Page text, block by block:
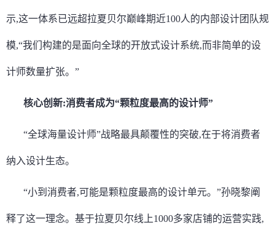
示,这一体系已远超拉夏贝尔巅峰期近100人的内部设计团队规
模,“我们构建的是面向全球的开放式设计系统,而非简单的设
计师数量扩张。”
核心创新:消费者成为“颗粒度最高的设计师”
“全球海量设计师”战略最具颠覆性的突破,在于将消费者
纳入设计生态。
“小到消费者,可能是颗粒度最高的设计单元。”孙晓黎阐
释了这一理念。基于拉夏贝尔线上1000多家店铺的运营实践,